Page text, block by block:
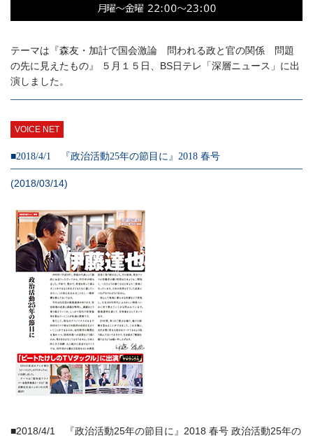
テーマは『森友・加計で国会激論 問われる政と官の関係 問題
の先に見えたもの』 ５月１５日、BS日テレ「深層ニュース」に出
演しました。
VOICE NET
■2018/4/1 『政治活動25年の節目に』2018 春号
(2018/03/14)
■2018/4/1 『政治活動25年の節目に』2018 春号 政治活動25年の